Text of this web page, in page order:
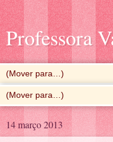
Professora
14 março 2013